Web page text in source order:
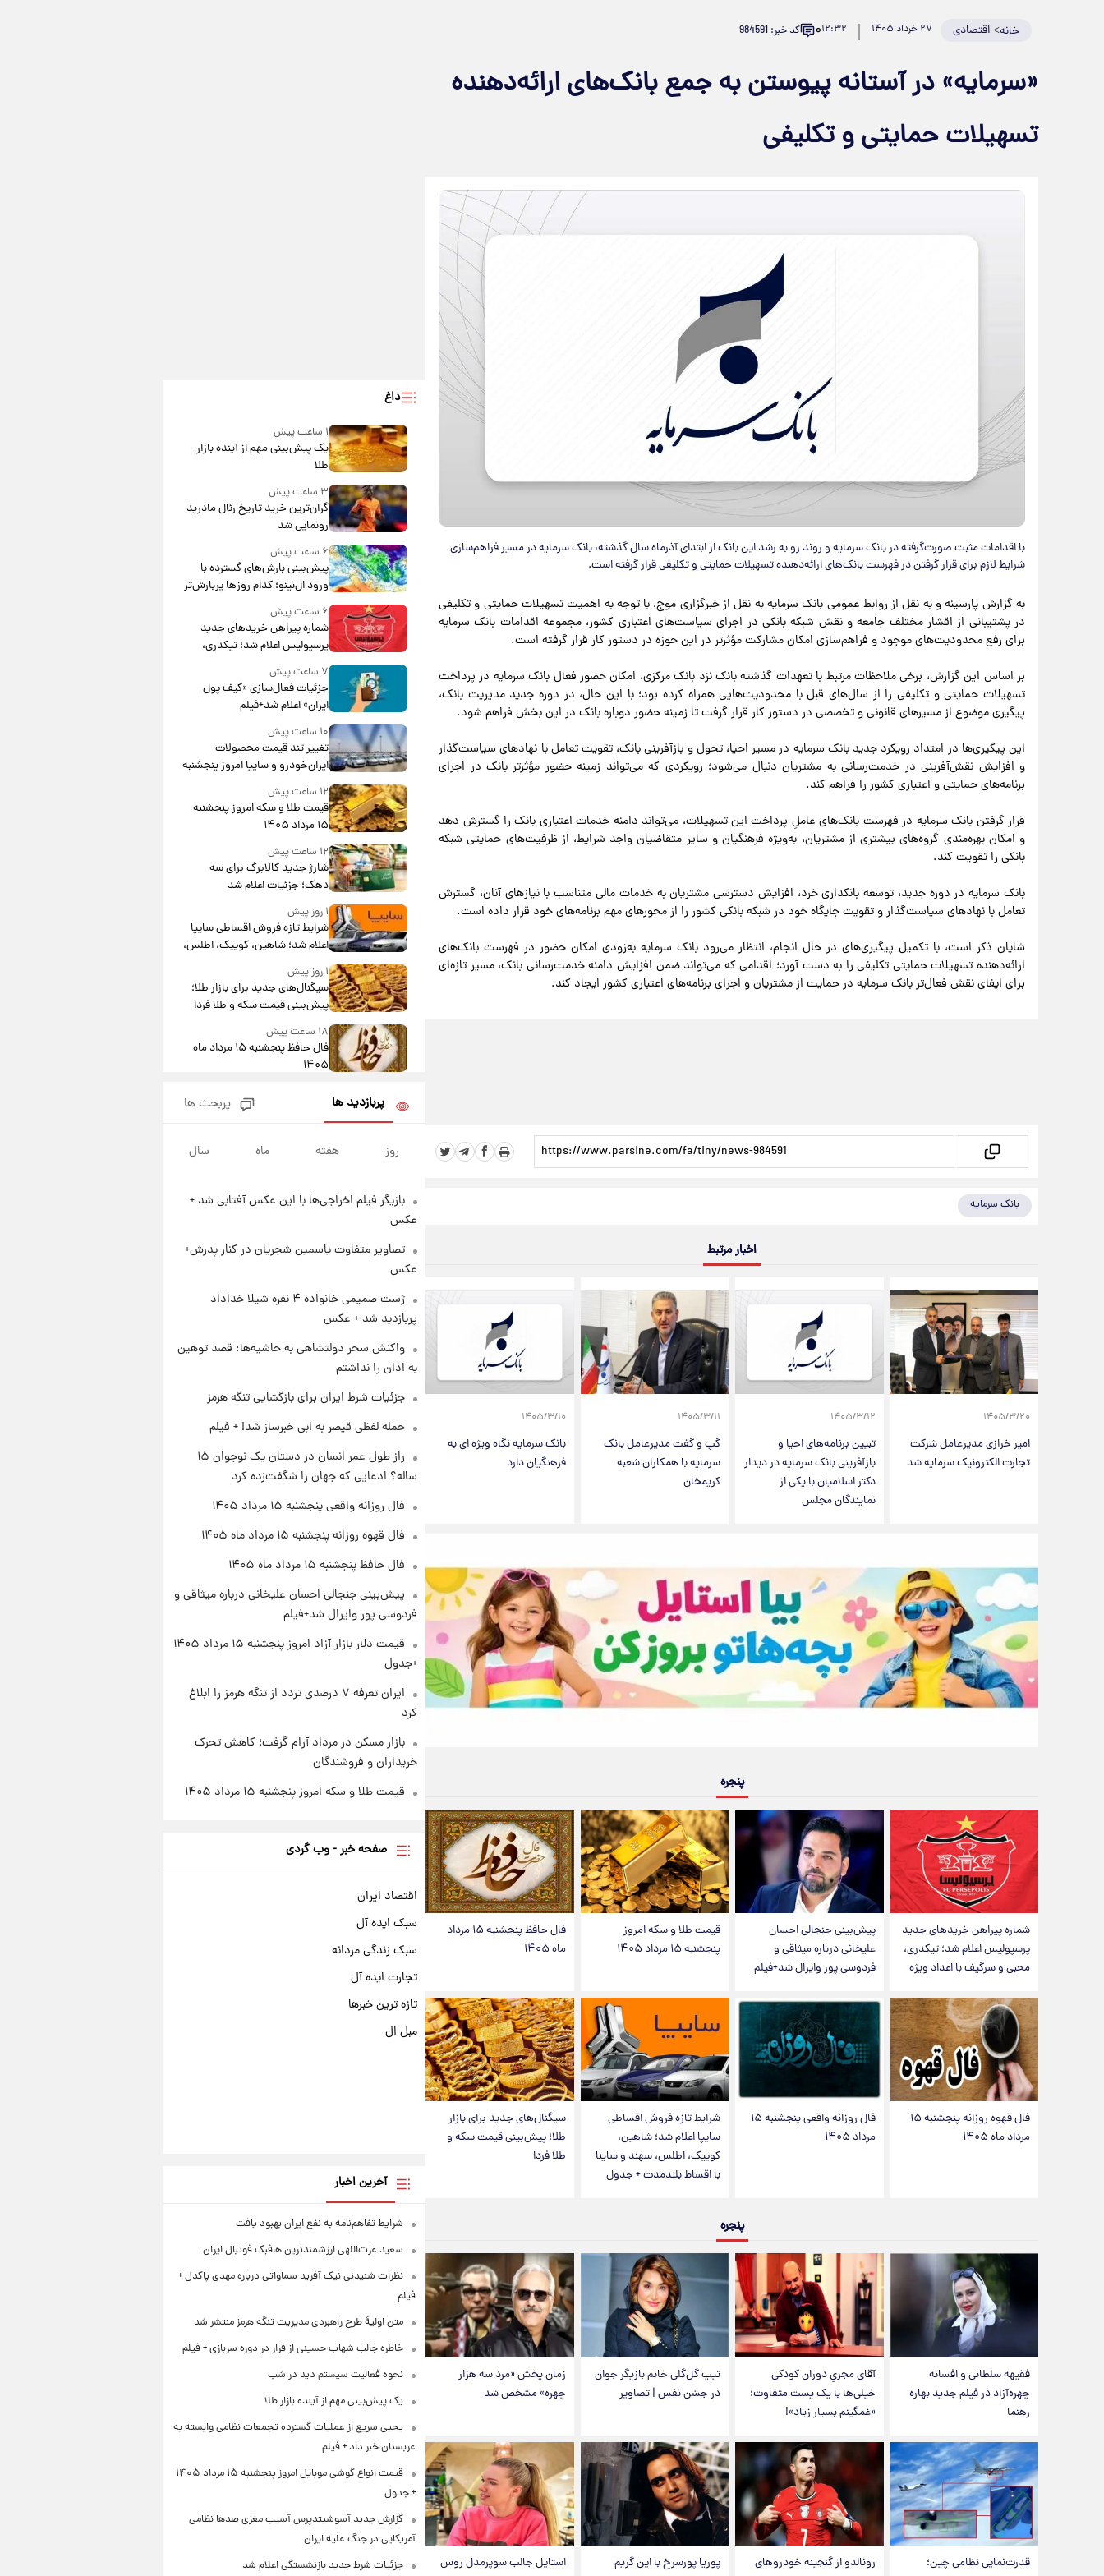
خانه>اقتصادی ۲۷ خرداد ۱۴۰۵ ۱۲:۳۲۰ کد خبر: 984591
«سرمایه» در آستانه پیوستن به جمع بانک‌های ارائه‌دهنده
تسهیلات حمایتی و تکلیفی
با اقدامات مثبت صورت‌گرفته در بانک سرمایه و روند رو به رشد این بانک از ابتدای آذرماه سال گذشته، بانک سرمایه در مسیر فراهم‌سازی
شرایط لازم برای قرار گرفتن در فهرست بانک‌های ارائه‌دهنده تسهیلات حمایتی و تکلیفی قرار گرفته است.
به گزارش پارسینه و به نقل از روابط عمومی بانک سرمایه به نقل از خبرگزاری موج، با توجه به اهمیت تسهیلات حمایتی و تکلیفی
در پشتیبانی از اقشار مختلف جامعه و نقش شبکه بانکی در اجرای سیاست‌های اعتباری کشور، مجموعه اقدامات بانک سرمایه
برای رفع محدودیت‌های موجود و فراهم‌سازی امکان مشارکت مؤثرتر در این حوزه در دستور کار قرار گرفته است.
بر اساس این گزارش، برخی ملاحظات مرتبط با تعهدات گذشته بانک نزد بانک مرکزی، امکان حضور فعال بانک سرمایه در پرداخت
تسهیلات حمایتی و تکلیفی را از سال‌های قبل با محدودیت‌هایی همراه کرده بود؛ با این حال، در دوره جدید مدیریت بانک،
پیگیری موضوع از مسیرهای قانونی و تخصصی در دستور کار قرار گرفت تا زمینه حضور دوباره بانک در این بخش فراهم شود.
این پیگیری‌ها در امتداد رویکرد جدید بانک سرمایه در مسیر احیا، تحول و بازآفرینی بانک، تقویت تعامل با نهادهای سیاست‌گذار
و افزایش نقش‌آفرینی در خدمت‌رسانی به مشتریان دنبال می‌شود؛ رویکردی که می‌تواند زمینه حضور مؤثرتر بانک در اجرای
برنامه‌های حمایتی و اعتباری کشور را فراهم کند.
قرار گرفتن بانک سرمایه در فهرست بانک‌های عاملِ پرداخت این تسهیلات، می‌تواند دامنه خدمات اعتباری بانک را گسترش دهد
و امکان بهره‌مندی گروه‌های بیشتری از مشتریان، به‌ویژه فرهنگیان و سایر متقاضیان واجد شرایط، از ظرفیت‌های حمایتی شبکه
بانکی را تقویت کند.
بانک سرمایه در دوره جدید، توسعه بانکداری خرد، افزایش دسترسی مشتریان به خدمات مالی متناسب با نیازهای آنان، گسترش
تعامل با نهادهای سیاست‌گذار و تقویت جایگاه خود در شبکه بانکی کشور را از محورهای مهم برنامه‌های خود قرار داده است.
شایان ذکر است، با تکمیل پیگیری‌های در حال انجام، انتظار می‌رود بانک سرمایه به‌زودی امکان حضور در فهرست بانک‌های
ارائه‌دهنده تسهیلات حمایتی تکلیفی را به دست آورد؛ اقدامی که می‌تواند ضمن افزایش دامنه خدمت‌رسانی بانک، مسیر تازه‌ای
برای ایفای نقش فعال‌تر بانک سرمایه در حمایت از مشتریان و اجرای برنامه‌های اعتباری کشور ایجاد کند.
بانک سرمایه
اخبار مرتبط
۱۴۰۵/۳/۲۰
امیر خرازی مدیرعامل شرکت
تجارت الکترونیک سرمایه شد
۱۴۰۵/۳/۱۲
تبیین برنامه‌های احیا و
بازآفرینی بانک سرمایه در دیدار
دکتر اسلامیان با یکی از
نمایندگان مجلس
۱۴۰۵/۳/۱۱
گپ و گفت مدیرعامل بانک
سرمایه با همکاران شعبه
کریمخان
۱۴۰۵/۳/۱۰
بانک سرمایه نگاه ویژه ای به
فرهنگیان دارد
پنجره
شماره پیراهن خریدهای جدید
پرسپولیس اعلام شد؛ تیکدری،
محبی و سرگیف با اعداد ویژه
پیش‌بینی جنجالی احسان
علیخانی درباره میثاقی و
فردوسی پور وایرال شد+فیلم
قیمت طلا و سکه امروز
پنجشنبه ۱۵ مرداد ۱۴۰۵
فال حافظ پنجشنبه ۱۵ مرداد
ماه ۱۴۰۵
فال قهوه روزانه پنجشنبه ۱۵
مرداد ماه ۱۴۰۵
فال روزانه واقعی پنجشنبه ۱۵
مرداد ۱۴۰۵
شرایط تازه فروش اقساطی
سایپا اعلام شد؛ شاهین،
کوییک، اطلس، سهند و ساینا
با اقساط بلندمدت + جدول
سیگنال‌های جدید برای بازار
طلا؛ پیش‌بینی قیمت سکه و
طلا فردا
پنجره
فقیهه سلطانی و افسانه
چهره‌آزاد در فیلم جدید بهاره
رهنما
آقای مجریِ دوران کودکی
خیلی‌ها با یک پست متفاوت؛
«غمگینم بسیار زیاد»!
تیپ گل‌گلی خانم بازیگر جوان
در جشن نفس | تصاویر
زمان پخش «مرد سه هزار
چهره» مشخص شد
قدرت‌نمایی نظامی چین؛
رونالدو از گنجینه خودروهای
پوریا پورسرخ با این گریم
استایل جالب سوپرمدل روس
داغ
۱ ساعت پیش
یک پیش‌بینی مهم از آینده بازار
طلا
۳ ساعت پیش
گران‌ترین خرید تاریخ رئال مادرید
رونمایی شد
۶ ساعت پیش
پیش‌بینی بارش‌های گسترده با
ورود ال‌نینو؛ کدام روزها پربارش‌تر
خواهند بود؟
۶ ساعت پیش
شماره پیراهن خریدهای جدید
پرسپولیس اعلام شد؛ تیکدری،
محبی و سرگیف با اعداد ویژه
۷ ساعت پیش
جزئیات فعال‌سازی «کیف پول
ایران» اعلام شد+فیلم
۱۰ ساعت پیش
تغییر تند قیمت محصولات
ایران‌خودرو و سایپا امروز پنجشنبه
۱۵ مرداد ۱۴۰۵ +جدول
۱۲ ساعت پیش
قیمت طلا و سکه امروز پنجشنبه
۱۵ مرداد ۱۴۰۵
۱۲ ساعت پیش
شارژ جدید کالابرگ برای سه
دهک؛ جزئیات اعلام شد
۱ روز پیش
شرایط تازه فروش اقساطی سایپا
اعلام شد؛ شاهین، کوییک، اطلس،
سهند و ساینا با اقساط بلندمدت +
جدول۱ روز پیش
سیگنال‌های جدید برای بازار طلا؛
پیش‌بینی قیمت سکه و طلا فردا
۱۸ ساعت پیش
فال حافظ پنجشنبه ۱۵ مرداد ماه
۱۴۰۵
فال قهوه روزانه پنجشنبه ۱۵ مرداد
ماه ۱۴۰۵
۲۰ ساعت پیش
چهارشنبه ۱۴ مرداد + جدول
تولید سایپا؛ نام خودرو، مبلغ پیش
پرداخت و زمان تحویل | سود
مشارکت چند درصد است؟
پربازدید ها پربحث ها
روز هفته ماه سال
بازیگر فیلم اخراجی‌ها با این عکس آفتابی شد +
عکس
تصاویر متفاوت یاسمین شجریان در کنار پدرش+
عکس
ژست صمیمی خانواده ۴ نفره شیلا خداداد
پربازدید شد + عکس
واکنش سحر دولتشاهی به حاشیه‌ها: قصد توهین
به اذان را نداشتم
جزئیات شرط ایران برای بازگشایی تنگه هرمز
حمله لفظی قیصر به ابی خبرساز شد! + فیلم
راز طول عمر انسان در دستان یک نوجوان ۱۵
ساله؟ ادعایی که جهان را شگفت‌زده کرد
فال روزانه واقعی پنجشنبه ۱۵ مرداد ۱۴۰۵
فال قهوه روزانه پنجشنبه ۱۵ مرداد ماه ۱۴۰۵
فال حافظ پنجشنبه ۱۵ مرداد ماه ۱۴۰۵
پیش‌بینی جنجالی احسان علیخانی درباره میثاقی و
فردوسی پور وایرال شد+فیلم
قیمت دلار بازار آزاد امروز پنجشنبه ۱۵ مرداد ۱۴۰۵
+جدول
ایران تعرفه ۷ درصدی تردد از تنگه هرمز را ابلاغ
کرد
بازار مسکن در مرداد آرام گرفت؛ کاهش تحرک
خریداران و فروشندگان
قیمت طلا و سکه امروز پنجشنبه ۱۵ مرداد ۱۴۰۵
صفحه خبر - وب گردی
اقتصاد ایران
سبک ایده آل
سبک زندگی مردانه
تجارت ایده آل
تازه ترین خبرها
مبل ال
آخرین اخبار
شرایط تفاهم‌نامه به نفع ایران بهبود یافت
سعید عزت‌اللهی ارزشمندترین هافبک فوتبال ایران
نظرات شنیدنی نیک آفرید سماواتی درباره مهدی پاکدل +
فیلم
متن اولیۀ طرح راهبردی مدیریت تنگه هرمز منتشر شد
خاطره جالب شهاب حسینی از فرار در دوره سربازی + فیلم
نحوه فعالیت سیستم دید در شب
یک پیش‌بینی مهم از آینده بازار طلا
یحیی سریع از عملیات گسترده تجمعات نظامی وابسته به
عربستان خبر داد + فیلم
قیمت انواع گوشی موبایل امروز پنجشنبه ۱۵ مرداد ۱۴۰۵
+ جدول
گزارش جدید آسوشیتدپرس آسیب مغزی صدها نظامی
آمریکایی در جنگ علیه ایران
جزئیات شرط جدید بازنشستگی اعلام شد